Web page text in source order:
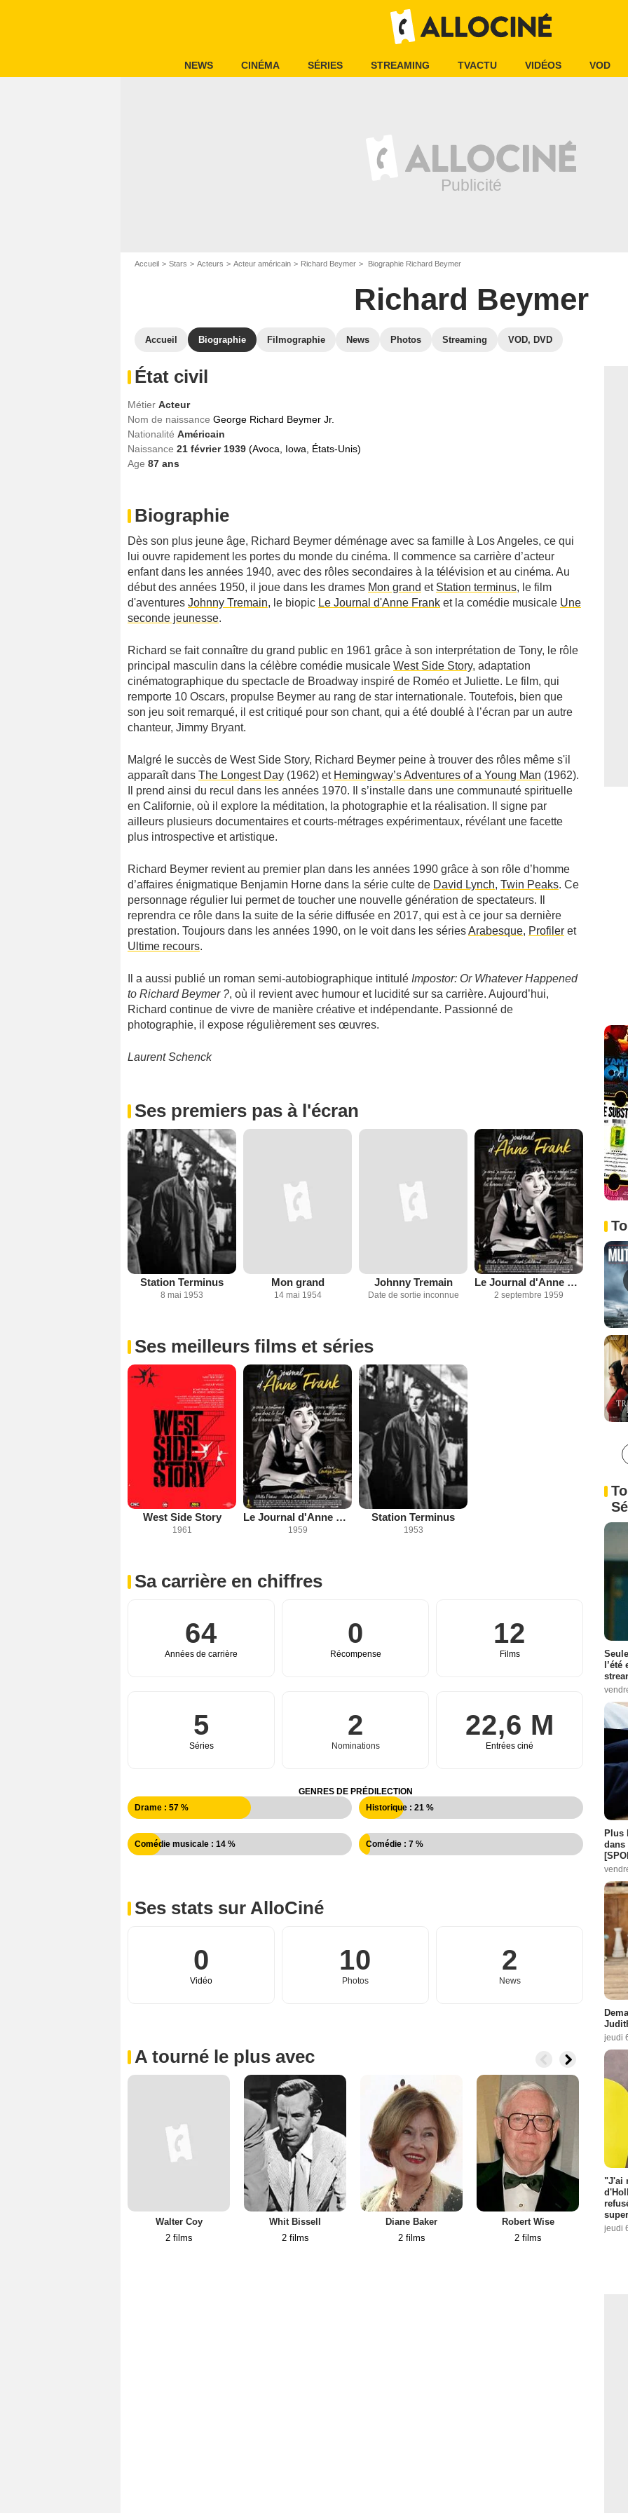
NEWS CINÉMA SÉRIES STREAMING TVACTU VIDÉOS VOD
Accueil Stars Acteurs Acteur américain Richard Beymer Biographie Richard Beymer
Richard Beymer
Accueil Biographie Filmographie News Photos Streaming VOD, DVD
État civil
Métier Acteur
Nom de naissance George Richard Beymer Jr.
Nationalité Américain
Naissance 21 février 1939 (Avoca, Iowa, États-Unis)
Age 87 ans
Biographie
Dès son plus jeune âge, Richard Beymer déménage avec sa famille à Los Angeles, ce qui
lui ouvre rapidement les portes du monde du cinéma. Il commence sa carrière d’acteur
enfant dans les années 1940, avec des rôles secondaires à la télévision et au cinéma. Au
début des années 1950, il joue dans les drames Mon grand et Station terminus, le film
d'aventures Johnny Tremain, le biopic Le Journal d'Anne Frank et la comédie musicale Une
seconde jeunesse.
Richard se fait connaître du grand public en 1961 grâce à son interprétation de Tony, le rôle
principal masculin dans la célèbre comédie musicale West Side Story, adaptation
cinématographique du spectacle de Broadway inspiré de Roméo et Juliette. Le film, qui
remporte 10 Oscars, propulse Beymer au rang de star internationale. Toutefois, bien que
son jeu soit remarqué, il est critiqué pour son chant, qui a été doublé à l’écran par un autre
chanteur, Jimmy Bryant.
Malgré le succès de West Side Story, Richard Beymer peine à trouver des rôles même s'il
apparaît dans The Longest Day (1962) et Hemingway’s Adventures of a Young Man (1962).
Il prend ainsi du recul dans les années 1970. Il s’installe dans une communauté spirituelle
en Californie, où il explore la méditation, la photographie et la réalisation. Il signe par
ailleurs plusieurs documentaires et courts-métrages expérimentaux, révélant une facette
plus introspective et artistique.
Richard Beymer revient au premier plan dans les années 1990 grâce à son rôle d’homme
d’affaires énigmatique Benjamin Horne dans la série culte de David Lynch, Twin Peaks. Ce
personnage régulier lui permet de toucher une nouvelle génération de spectateurs. Il
reprendra ce rôle dans la suite de la série diffusée en 2017, qui est à ce jour sa dernière
prestation. Toujours dans les années 1990, on le voit dans les sériesArabesque, Profiler et
Ultime recours.
Il a aussi publié un roman semi-autobiographique intitulé Impostor: Or Whatever Happened
to Richard Beymer ?, où il revient avec humour et lucidité sur sa carrière. Aujourd’hui,
Richard continue de vivre de manière créative et indépendante. Passionné de
photographie, il expose régulièrement ses œuvres.
Laurent Schenck
Ses premiers pas à l'écran
Station Terminus
8 mai 1953
Mon grand
14 mai 1954
Johnny Tremain
Date de sortie inconnue
Le Journal d'Anne Frank
2 septembre 1959
Ses meilleurs films et séries
West Side Story
1961
Le Journal d'Anne Frank
1959
Station Terminus
1953
Sa carrière en chiffres
64
Années de carrière
0
Récompense
12
Films
5
Séries
2
Nominations
22,6 M
Entrées ciné
GENRES DE PRÉDILECTION
Drame : 57 %
Historique : 21 %
Comédie musicale : 14 % Comédie : 7 %
Ses stats sur AlloCiné
0
Vidéo
10
Photos
2
News
A tourné le plus avec
Walter Coy
2 films
Whit Bissell
2 films
Diane Baker
2 films
Robert Wise
2 films
Plus
dans
jeudi
"J'ai
jeudi